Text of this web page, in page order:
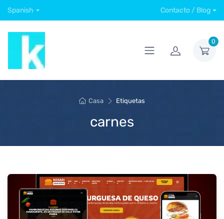
Spanish Contacto / Blog
0
Casa Etiquetas
carnes